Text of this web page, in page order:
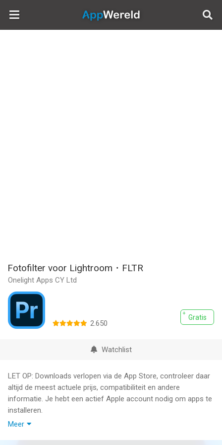
AppWereld
Fotofilter voor Lightroom・FLTR
Onelight Apps CY Ltd
Gratis
2.650
Watchlist
LET OP: Downloads verlopen via de App Store, controleer daar
altijd de meest actuele prijs, compatibiliteit en andere
informatie. Je hebt een actief Apple account nodig om apps te
installeren.
Meer